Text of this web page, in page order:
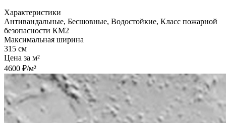
Характеристики
Антивандальные, Бесшовные, Водостойкие, Класс пожарной
безопасности КМ2
Максимальная ширина
315 см
Цена за м²
4600 ₽/м²